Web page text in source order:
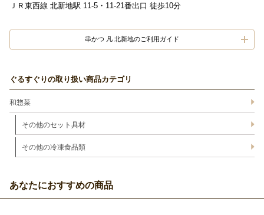
ＪＲ東西線 北新地駅 11-5・11-21番出口 徒歩10分
串かつ 凡 北新地のご利用ガイド
ぐるすぐりの取り扱い商品カテゴリ
和惣菜
その他のセット具材
その他の冷凍食品類
あなたにおすすめの商品